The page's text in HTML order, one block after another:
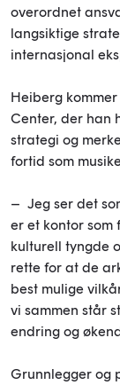
overordnet
langsiktige
internasjonal
Heiberg
Center, der han
strategi og
fortid som
– Jeg ser det
er et kontor som
kulturell tyngde
rette for at de
best mulige
vi sammen står
endring og
Grunnlegger og